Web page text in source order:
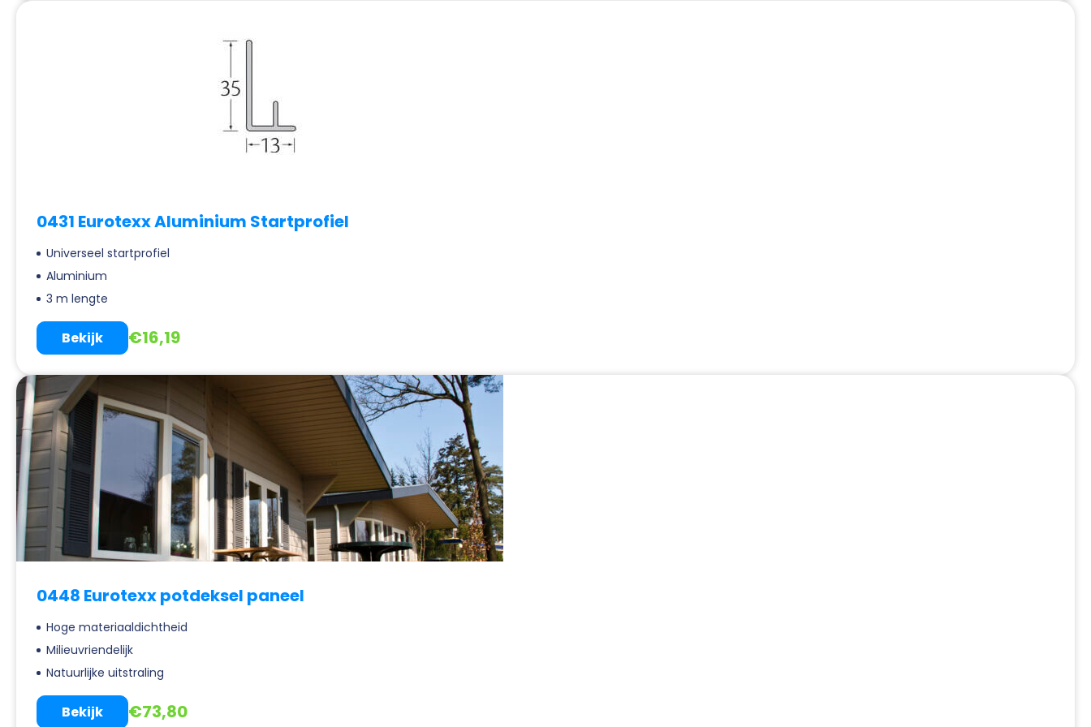
0431 Eurotexx Aluminium Startprofiel
Universeel startprofiel
Aluminium
3 m lengte
€16,19
Bekijk
0448 Eurotexx potdeksel paneel
Hoge materiaaldichtheid
Milieuvriendelijk
Natuurlijke uitstraling
€73,80
Bekijk